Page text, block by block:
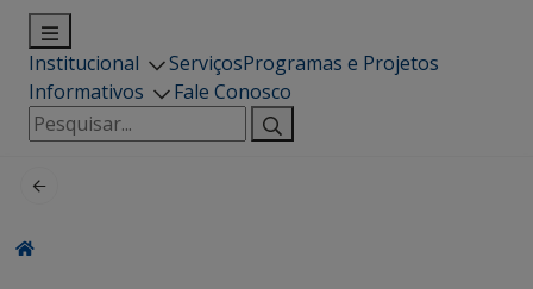
Institucional ServiçosProgramas e Projetos
Informativos
Fale Conosco
Pesquisar
por: